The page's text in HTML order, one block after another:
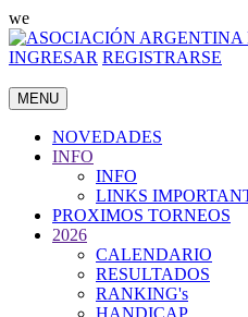
we
INGRESAR REGISTRARSE
MENU
NOVEDADES
INFO
INFO
LINKS
PROXIMOS TORNEOS
2026
CALENDARIO
RESULTADOS
RANKING's
HANDICAP